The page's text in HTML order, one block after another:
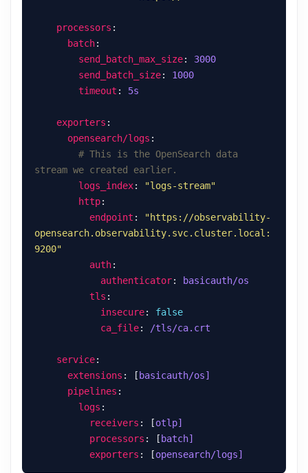
processors
batch
send_batch_max_size: 3000
send_batch_size: 1000
timeout : 5s
exporters
opensearch/logs
# This is the OpenSearch data
stream we created earlier.
logs_index:
"logs-stream"
http
endpoint :
"https://observability-
opensearch.observability.svc.cluster.local:
9200"
auth
authenticator: basicauth/os
tls
insecure: false
ca_file: /tls/ca.crt
service
extensions : [basicauth/os]
pipelines
logs
receivers : [otlp]
processors : [batch]
exporters : [opensearch/logs]